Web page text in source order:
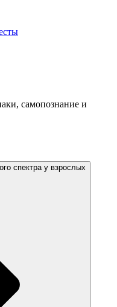
самопознание и
спектра у взрослых